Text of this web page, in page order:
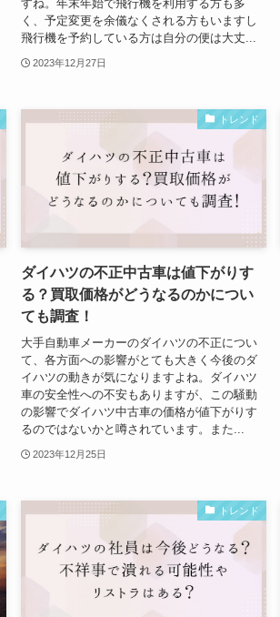
すね。年末年始で飛行機を利用する方も多
く、予定変更を余儀なくされる方もいますし
飛行機を予約している方は自分の便は大丈...
2023年12月27日
トレンド
ダイハツの不正中古車は値下がりす
る？買取価格がどうなるのかについ
ても調査！
大手自動車メーカーのダイハツの不正につい
て、各方面への影響がとても大きく今後のダ
イハツの動きが気になりますよね。ダイハツ
車の安全性への不安もありますが、この騒動
の影響でダイハツ中古車の価格が値下がりす
るのではないかと噂されています。また...
2023年12月25日
トレンド